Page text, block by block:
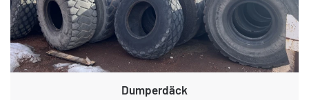
Dumperdäck